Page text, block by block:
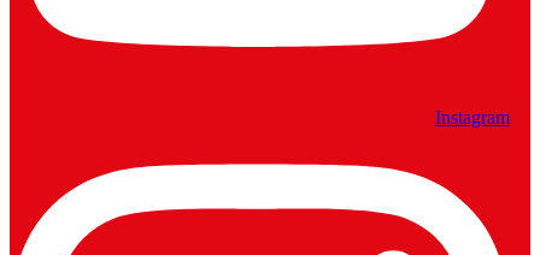
Instagram